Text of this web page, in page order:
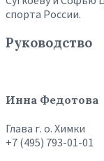
спорта России.
Руководство
Инна Федотова
Глава г. о. Химки
+7 (495) 793-01-01